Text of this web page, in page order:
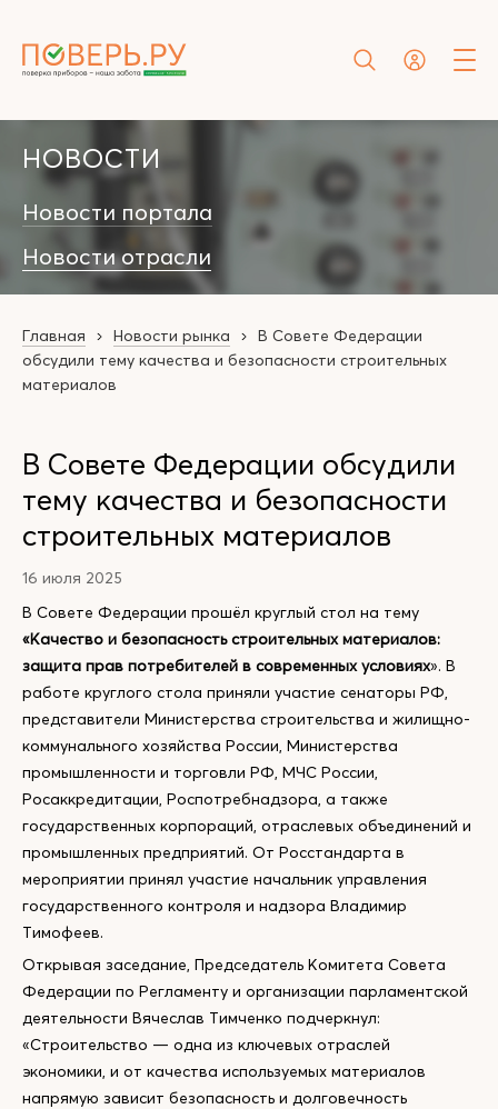
НОВОСТИ
Новости портала
Новости отрасли
Главная Новости рынка
В Совете Федерации
обсудили тему качества и безопасности строительных
материалов
В Совете Федерации обсудили
тему качества и безопасности
строительных материалов
16 июля 2025
В Совете Федерации прошёл круглый стол на тему
«Качество и безопасность строительных материалов:
защита прав потребителей в современных условиях». В
работе круглого стола приняли участие сенаторы РФ,
представители Министерства строительства и жилищно-
коммунального хозяйства России, Министерства
промышленности и торговли РФ, МЧС России,
Росаккредитации, Роспотребнадзора, а также
государственных корпораций, отраслевых объединений и
промышленных предприятий. От Росстандарта в
мероприятии принял участие начальник управления
государственного контроля и надзора Владимир
Тимофеев.
Открывая заседание, Председатель Комитета Совета
Федерации по Регламенту и организации парламентской
деятельности Вячеслав Тимченко подчеркнул:
«Строительство — одна из ключевых отраслей
экономики, и от качества используемых материалов
напрямую зависит безопасность и долговечность